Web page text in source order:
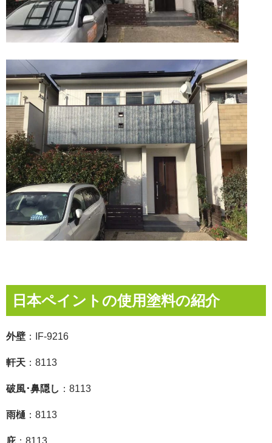
日本ペイントの使用塗料の紹介
外壁 ：IF-9216
軒天 ：8113
破風･鼻隠し ：8113
雨樋 ：8113
庇：8113